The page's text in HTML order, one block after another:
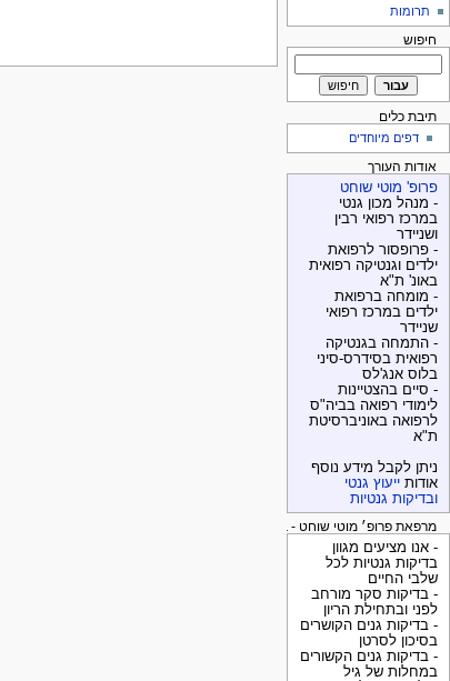
תרומות
חיפוש
תיבת כלים
דפים מיוחדים
אודות העורך
פרופ' מוטי שוחט
- מנהל מכון גנטי
במרכז רפואי רבין
ושניידר
- פרופסור לרפואת
ילדים וגנטיקה רפואית
באונ' ת"א
- מומחה ברפואת
ילדים במרכז רפואי
שניידר
- התמחה בגנטיקה
רפואית בסידרס-סיני
בלוס אנג'לס
- סיים בהצטיינות
לימודי רפואה בביה"ס
לרפואה באוניברסיטת
ת"א
ניתן לקבל מידע נוסף
אודות ייעוץ גנטי
ובדיקות גנטיות
מרפאת פרופ׳ מוטי שוחט - בדיקות גנטיות
- אנו מציעים מגוון
בדיקות גנטיות לכל
שלבי החיים
- בדיקות סקר מורחב
לפני ובתחילת הריון
- בדיקות גנים הקושרים
בסיכון לסרטן
- בדיקות גנים הקשורים
במחלות של גיל